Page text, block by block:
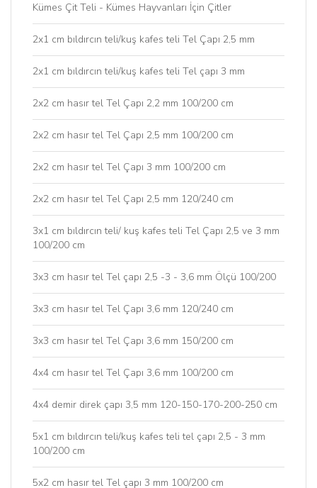
Kümes Çit Teli - Kümes Hayvanları İçin Çitler
2x1 cm bıldırcın teli/kuş kafes teli Tel Çapı 2,5 mm
2x1 cm bıldırcın teli/kuş kafes teli Tel çapı 3 mm
2x2 cm hasır tel Tel Çapı 2,2 mm 100/200 cm
2x2 cm hasır tel Tel Çapı 2,5 mm 100/200 cm
2x2 cm hasır tel Tel Çapı 3 mm 100/200 cm
2x2 cm hasır tel Tel Çapı 2,5 mm 120/240 cm
3x1 cm bıldırcın teli/ kuş kafes teli Tel Çapı 2,5 ve 3 mm
100/200 cm
3x3 cm hasır tel Tel çapı 2,5 -3 - 3,6 mm Ölçü 100/200
3x3 cm hasır tel Tel Çapı 3,6 mm 120/240 cm
3x3 cm hasır tel Tel Çapı 3,6 mm 150/200 cm
4x4 cm hasır tel Tel Çapı 3,6 mm 100/200 cm
4x4 demir direk çapı 3,5 mm 120-150-170-200-250 cm
5x1 cm bıldırcın teli/kuş kafes teli tel çapı 2,5 - 3 mm
100/200 cm
5x2 cm hasır tel Tel çapı 3 mm 100/200 cm